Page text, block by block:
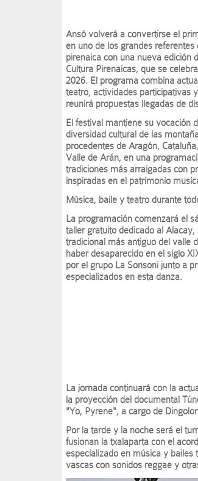
Ansó volverá a convertirse el
en uno de los grandes
pirenaica con una nueva edición
Cultura Pirenaicas, que se
2026. El programa combina
teatro, actividades participativas
reunirá propuestas llegadas de
El festival mantiene su vocación
diversidad cultural de las
procedentes de Aragón,
Valle de Arán, en una
tradiciones más arraigadas con
inspiradas en el patrimonio
Música, baile y teatro durante
La programación comenzará el
taller gratuito dedicado al
tradicional más antiguo del valle
haber desaparecido en el siglo
por el grupo La Sonsoni junto a
especializados en esta danza.
La jornada continuará con la
la proyección del documental
"Yo, Pyrene", a cargo de
Por la tarde y la noche será el
fusionan la txalaparta con el
especializado en música y
vascas con sonidos reggae y